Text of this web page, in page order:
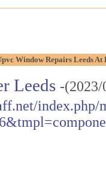
Window Repairs Leeds
Leeds -
index.php/